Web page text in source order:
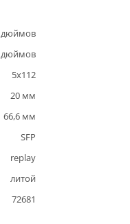
дюймов
дюймов
5x112
20 мм
66,6 мм
SFP
replay
литой
72681